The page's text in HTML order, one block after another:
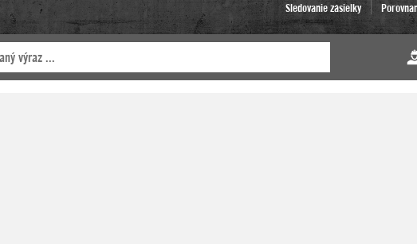
Sledovanie zásielky